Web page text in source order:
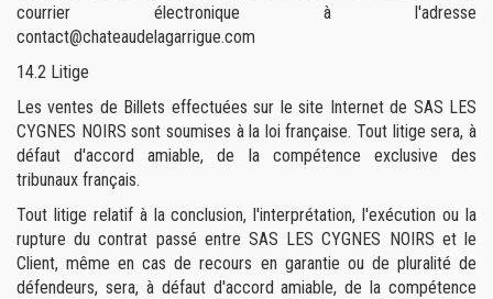
courrier électronique à l'adresse
contact@chateaudelagarrigue.com
14.2 Litige
Les ventes de Billets effectuées sur le site Internet de SAS LES
CYGNES NOIRS sont soumises à la loi française. Tout litige sera, à
défaut d'accord amiable, de la compétence exclusive des
tribunaux français.
Tout litige relatif à la conclusion, l'interprétation, l'exécution ou la
rupture du contrat passé entre SAS LES CYGNES NOIRS et le
Client, même en cas de recours en garantie ou de pluralité de
défendeurs, sera, à défaut d'accord amiable, de la compétence